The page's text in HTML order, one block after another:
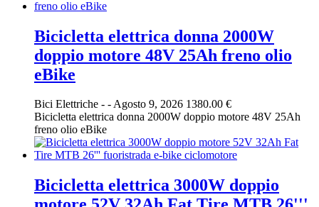
Bicicletta elettrica donna 2000W
doppio motore 48V 25Ah freno olio
eBike
Bici Elettriche - -Agosto 9, 2026 1380.00 €
Bicicletta elettrica donna 2000W doppio motore 48V 25Ah
freno olio eBike
Bicicletta elettrica 3000W doppio